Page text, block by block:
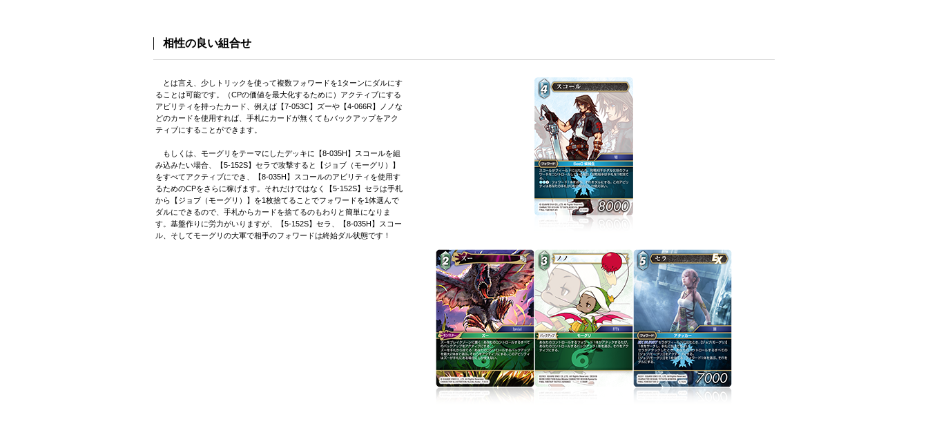
相性の良い組合せ
とは言え、少しトリックを使って複数フォワードを1ターンにダルにす
ることは可能です。（CPの価値を最大化するために）アクティブにする
アビリティを持ったカード、例えば【7-053C】ズーや【4-066R】ノノな
どのカードを使用すれば、手札にカードが無くてもバックアップをアク
ティブにすることができます。
もしくは、モーグリをテーマにしたデッキに【8-035H】スコールを組
み込みたい場合、【5-152S】セラで攻撃すると【ジョブ（モーグリ）】
をすべてアクティブにでき、【8-035H】スコールのアビリティを使用す
るためのCPをさらに稼げます。それだけではなく【5-152S】セラは手札
から【ジョブ（モーグリ）】を1枚捨てることでフォワードを1体選んで
ダルにできるので、手札からカードを捨てるのもわりと簡単になりま
す。基盤作りに労力がいりますが、【5-152S】セラ、【8-035H】スコー
ル、そしてモーグリの大軍で相手のフォワードは終始ダル状態です！